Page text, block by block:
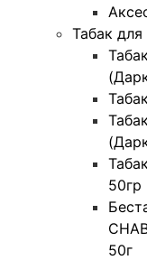
Табак для
50гр
50г